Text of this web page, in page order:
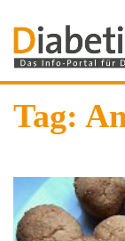
Tag: